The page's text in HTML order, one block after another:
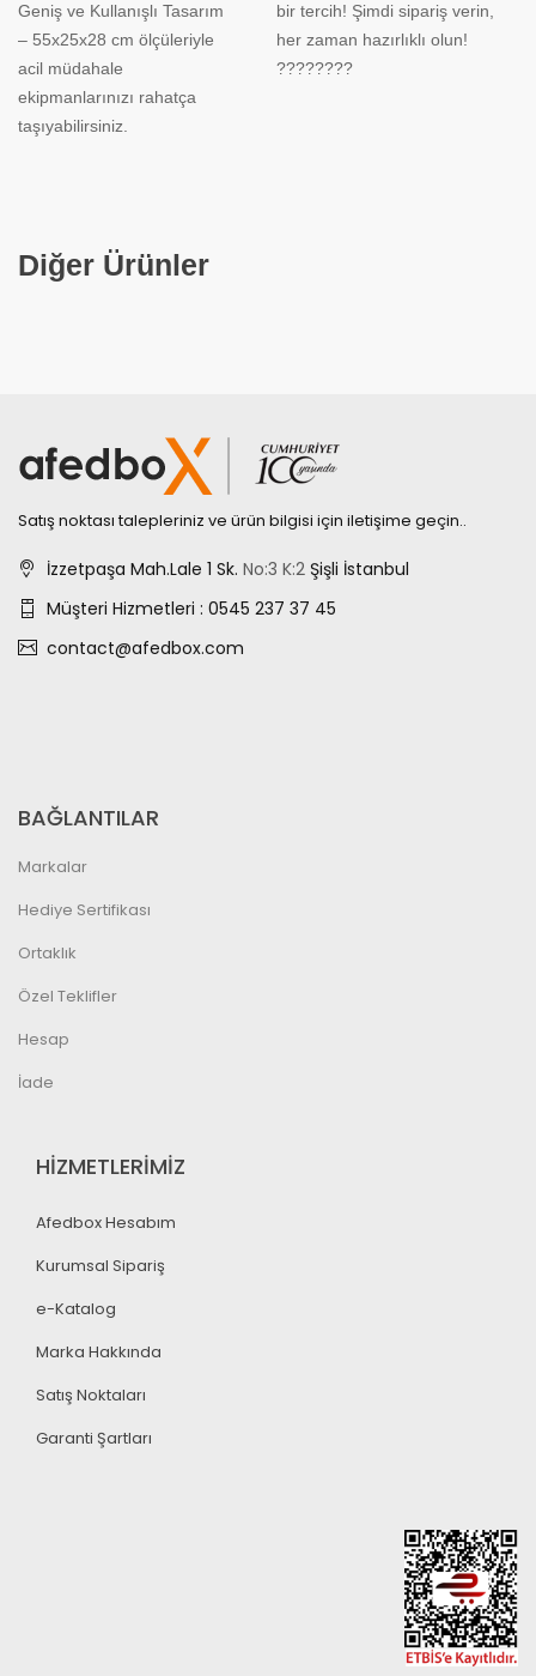
Geniş ve Kullanışlı Tasarım
– 55x25x28 cm ölçüleriyle
acil müdahale
ekipmanlarınızı rahatça
taşıyabilirsiniz.
bir tercih! Şimdi sipariş verin,
her zaman hazırlıklı olun!
????????
Diğer Ürünler
Satış noktası talepleriniz ve ürün bilgisi için iletişime geçin..
İzzetpaşa Mah.Lale 1 Sk. No:3 K:2 Şişli İstanbul
Müşteri Hizmetleri : 0545 237 37 45
contact@afedbox.com
BAĞLANTILAR
Markalar
Hediye Sertifikası
Ortaklık
Özel Teklifler
Hesap
İade
HİZMETLERİMİZ
Afedbox Hesabım
Kurumsal Sipariş
e-Katalog
Marka Hakkında
Satış Noktaları
Garanti Şartları